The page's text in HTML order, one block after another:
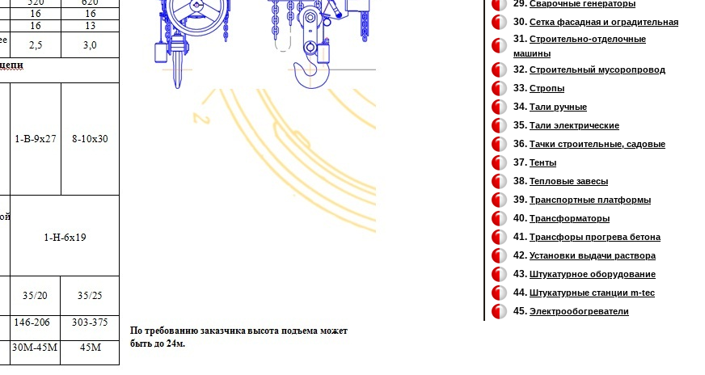
29. Cварочные генераторы
30. Сетка фасадная и оградительная
31. Строительно-отделочные
машины
32. Cтроительный мусоропровод
33. Стропы
34. Тали ручные
35. Тали электрические
36. Тачки строительные, садовые
37. Тенты
38. Тепловые завесы
39. Транспортные платформы
40. Трансформаторы
41. Трансфоры прогрева бетона
42. Установки выдачи раствора
43. Штукатурное оборудование
44. Штукатурные станции m-tec
45. Электрообогреватели